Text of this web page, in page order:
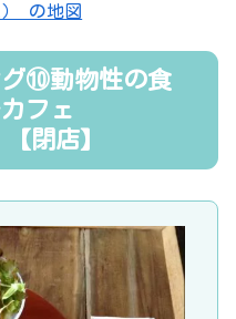
） の地図
⑩動物性の食
フェ
閉店】